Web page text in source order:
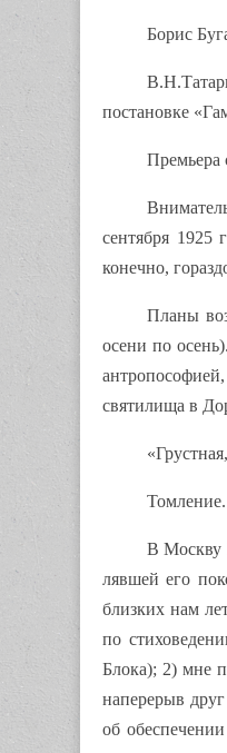
Борис
постановке
Премьера
сентября 1925
конечно,
Планы
осени по
святилища в
В Москву
лявшей его
близких нам
по
Блока); 2) мне
наперерыв
об